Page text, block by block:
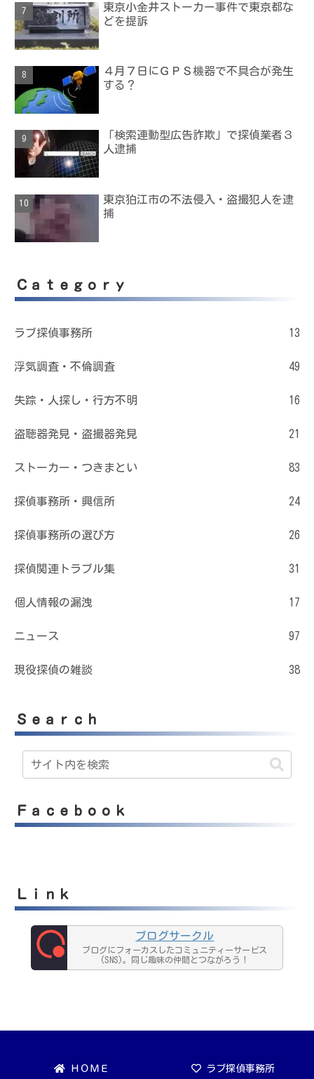
東京小金井ストーカー事件で東京都な
どを提訴
４月７日にＧＰＳ機器で不具合が発生
する？
「検索連動型広告詐欺」で探偵業者３
人逮捕
東京狛江市の不法侵入・盗撮犯人を逮
捕
Ｃａｔｅｇｏｒｙ
ラブ探偵事務所 13
浮気調査・不倫調査 49
失踪・人探し・行方不明 16
盗聴器発見・盗撮器発見 21
ストーカー・つきまとい 83
探偵事務所・興信所 24
探偵事務所の選び方 26
探偵関連トラブル集 31
個人情報の漏洩 17
ニュース 97
現役探偵の雑談 38
Ｓｅａｒｃｈ
Ｆａｃｅｂｏｏｋ
Ｌｉｎｋ
ブログサークル
ブログにフォーカスしたコミュニティーサービス
(SNS)。同じ趣味の仲間とつながろう！
ＨＯＭＥ ラブ探偵事務所